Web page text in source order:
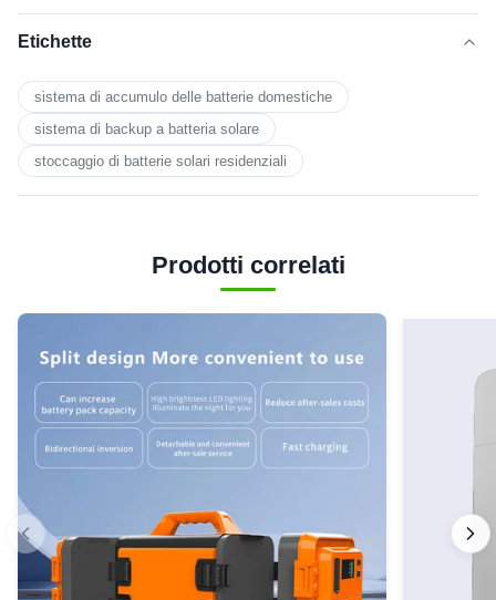
Etichette
sistema di accumulo delle batterie domestiche
sistema di backup a batteria solare
stoccaggio di batterie solari residenziali
Prodotti correlati